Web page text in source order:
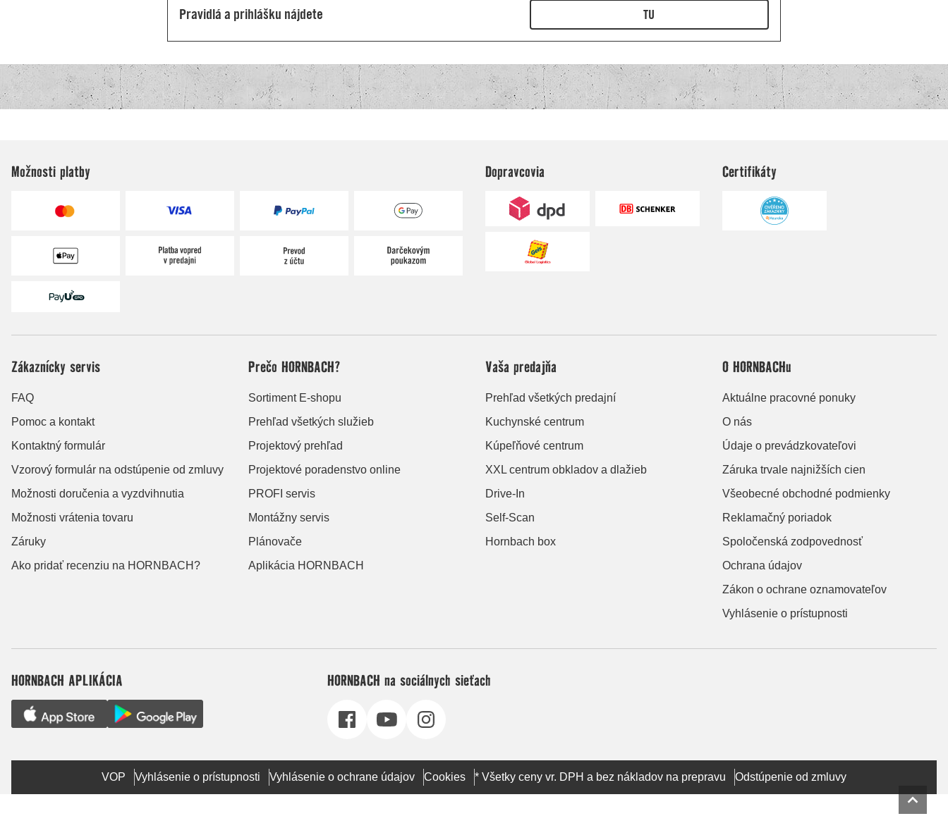
Možnosti platby Dopravcovia Certifikáty
Zákaznícky servis
FAQ
Pomoc a kontakt
Kontaktný formulár
Vzorový formulár na odstúpenie od zmluvy
Možnosti doručenia a vyzdvihnutia
Možnosti vrátenia tovaru
Záruky
Ako pridať recenziu na HORNBACH?
Prečo HORNBACH?
Sortiment E-shopu
Prehľad všetkých služieb
Projektový prehľad
Projektové poradenstvo online
PROFI servis
Montážny servis
Plánovače
Aplikácia HORNBACH
Vaša predajňa
Prehľad všetkých predajní
Kuchynské centrum
Kúpeľňové centrum
XXL centrum obkladov a dlažieb
Drive-In
Self-Scan
Hornbach box
O HORNBACHu
Aktuálne pracovné ponuky
O nás
Údaje o prevádzkovateľovi
Záruka trvale najnižších cien
Všeobecné obchodné podmienky
Reklamačný poriadok
Spoločenská zodpovednosť
Ochrana údajov
Zákon o ochrane oznamovateľov
Vyhlásenie o prístupnosti
HORNBACH APLIKÁCIA HORNBACH na sociálnych sieťach
VOP Vyhlásenie o prístupnosti Vyhlásenie o ochrane údajov Cookies * Všetky ceny vr. DPH a bez nákladov na prepravu Odstúpenie od zmluvy